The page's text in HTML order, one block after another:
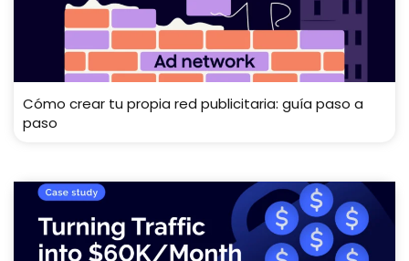
Cómo crear tu propia red publicitaria: guía paso a
paso